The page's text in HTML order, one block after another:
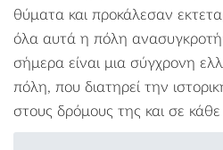
θύματα και προκάλεσαν
όλα αυτά η πόλη
σήμερα είναι μια σύγχρονη
πόλη, που διατηρεί την
στους δρόμους της και σε